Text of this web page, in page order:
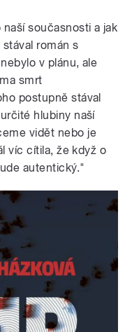
současnosti a jak
román s
v plánu, ale
smrt
postupně stával
hlubiny naší
vidět nebo je
víc cítila, že když o
autentický."